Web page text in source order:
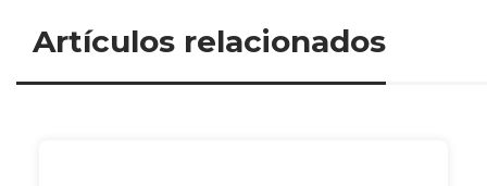
Artículos relacionados